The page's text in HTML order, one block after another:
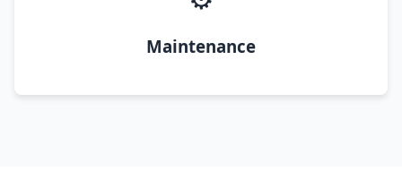
Maintenance